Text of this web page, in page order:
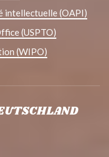
intellectuelle (OAPI)
(USPTO)
(WIPO)